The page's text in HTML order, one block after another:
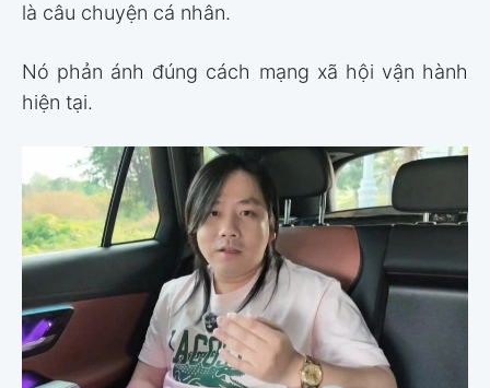
là câu chuyện cá nhân.
Nó phản ánh đúng cách mạng xã hội vận hành
hiện tại.